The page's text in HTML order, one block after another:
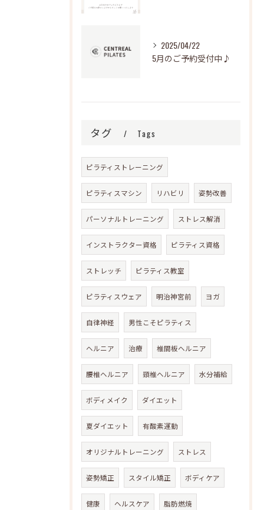
2025/04/22
5月のご予約受付中♪
タグ Tags
ピラティストレーニング
ピラティスマシン リハビリ 姿勢改善
パーソナルトレーニング ストレス解消
インストラクター資格 ピラティス資格
ストレッチ ピラティス教室
ピラティスウェア 明治神宮前 ヨガ
自律神経 男性こそピラティス
ヘルニア 治療 椎間板ヘルニア
腰椎ヘルニア 頸椎ヘルニア 水分補給
ボディメイク ダイエット
夏ダイエット 有酸素運動
オリジナルトレーニング ストレス
姿勢矯正 スタイル矯正 ボディケア
健康 ヘルスケア 脂肪燃焼